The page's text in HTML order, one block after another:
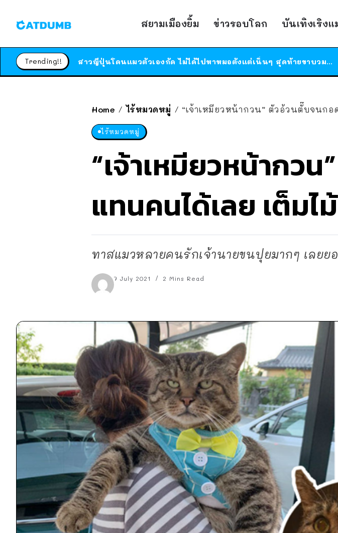
สยามเมืองยิ้ม ข่าวรอบโลก บันเทิงเริงแ
Trending!!
ร้านอาหารในนิวยอร์กประกาศปิดตัวลง หลังอยู่มานานกว่า 45 ปี ติดป้ายขอบคุณลูกค้าทุกคน แถมสูตรทำไวท์ซอสให้แบบจัดเต็ม
ได้เวลาเด็กหนวดรวมตัว RF Online Next เปิดให้เล่นแล้ว เกม Sci-Fi MMORPG ระดับตำนาน เล่นได้ทั้งมือถือและ PC
Home / ไร้หมวดหมู่ / “เจ้าเหมียวหน้ากวน” ตัวอ้วนตั๊บจนกอ
ไร้หมวดหมู่
“เจ้าเหมียวหน้ากว
แทนคนได้เลย เต็มไ
ทาสแมวหลายคนรักเจ้านายขนปุยมากๆ เลย
7 July 2021 2 Mins Read